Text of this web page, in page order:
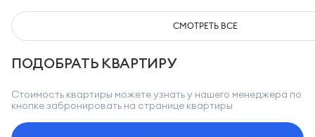
СМОТРЕТЬ ВСЕ
ПОДОБРАТЬ КВАРТИРУ
Стоимость квартиры можете узнать у нашего менеджера по
кнопке забронировать на странице квартиры